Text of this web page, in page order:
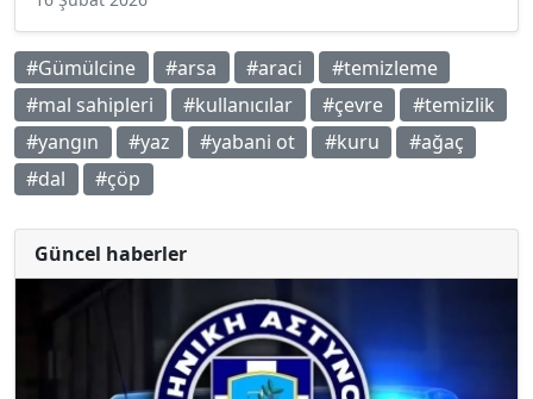
#Gümülcine #arsa #araci
#temizleme
#mal sahipleri
#kullanıcılar #çevre
#temizlik
#yangın
#yaz #yabani ot #kuru
#ağaç
#dal
#çöp
Güncel haberler